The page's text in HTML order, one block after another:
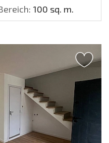
100 sq. m.